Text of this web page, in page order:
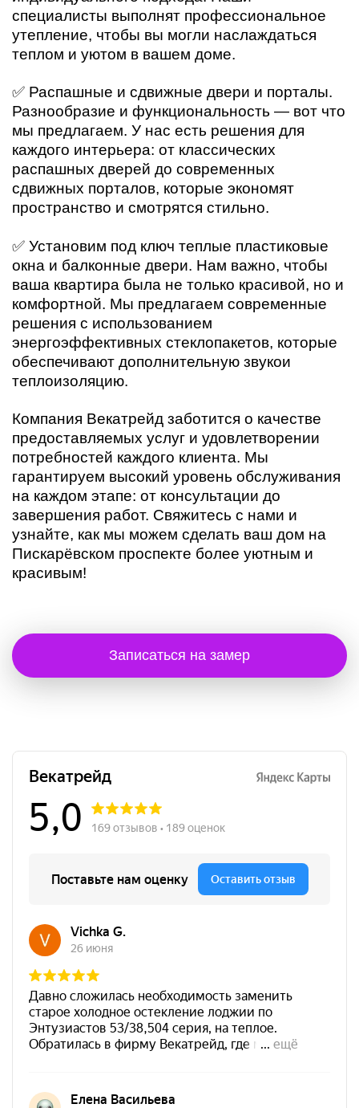
специалисты выполнят профессиональное
утепление, чтобы вы могли наслаждаться
теплом и уютом в вашем доме.
✅ Распашные и сдвижные двери и порталы.
Разнообразие и функциональность — вот что
мы предлагаем. У нас есть решения для
каждого интерьера: от классических
распашных дверей до современных
сдвижных порталов, которые экономят
пространство и смотрятся стильно.
✅ Установим под ключ теплые пластиковые
окна и балконные двери. Нам важно, чтобы
ваша квартира была не только красивой, но и
комфортной. Мы предлагаем современные
решения с использованием
энергоэффективных стеклопакетов, которые
обеспечивают дополнительную звукои
теплоизоляцию.
Компания Векатрейд заботится о качестве
предоставляемых услуг и удовлетворении
потребностей каждого клиента. Мы
гарантируем высокий уровень обслуживания
на каждом этапе: от консультации до
завершения работ. Свяжитесь с нами и
узнайте, как мы можем сделать ваш дом на
Пискарёвском проспекте более уютным и
красивым!
Записаться на замер